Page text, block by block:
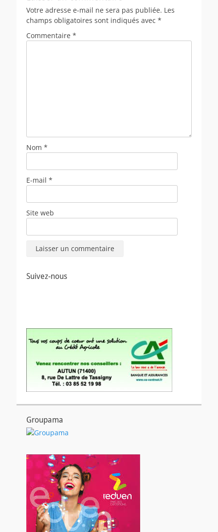
Votre adresse e-mail ne sera pas publiée. Les
champs obligatoires sont indiqués avec *
Commentaire *
Nom *
E-mail *
Site web
Suivez-nous
Groupama